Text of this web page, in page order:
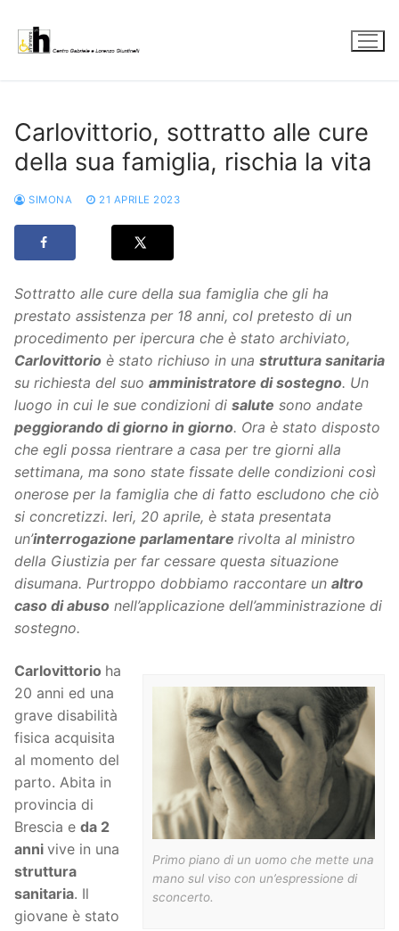
contenuto
Carlovittorio, sottratto alle cure
della sua famiglia, rischia la vita
SIMONA 21 APRILE 2023
Sottratto alle cure della sua famiglia che gli ha
prestato assistenza per 18 anni, col pretesto di un
procedimento per ipercura che è stato archiviato,
Carlovittorio è stato richiuso in una struttura sanitaria
su richiesta del suo amministratore di sostegno. Un
luogo in cui le sue condizioni di salute sono andate
peggiorando di giorno in giorno. Ora è stato disposto
che egli possa rientrare a casa per tre giorni alla
settimana, ma sono state fissate delle condizioni così
onerose per la famiglia che di fatto escludono che ciò
si concretizzi. Ieri, 20 aprile, è stata presentata
un’interrogazione parlamentare rivolta al ministro
della Giustizia per far cessare questa situazione
disumana. Purtroppo dobbiamo raccontare un altro
caso di abuso nell’applicazione dell’amministrazione di
sostegno.
Primo piano di un uomo che mette una
mano sul viso con un’espressione di
sconcerto.
Carlovittorio ha
20 anni ed una
grave disabilità
fisica acquisita
al momento del
parto. Abita in
provincia di
Brescia e da 2
anni vive in una
struttura
sanitaria. Il
giovane è stato